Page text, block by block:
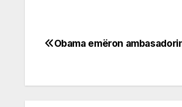
Post
Obama emëron